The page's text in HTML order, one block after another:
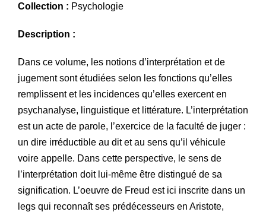
Collection : Psychologie
Description :
Dans ce volume, les notions d’interprétation et de
jugement sont étudiées selon les fonctions qu’elles
remplissent et les incidences qu’elles exercent en
psychanalyse, linguistique et littérature. L’interprétation
est un acte de parole, l’exercice de la faculté de juger :
un dire irréductible au dit et au sens qu’il véhicule
voire appelle. Dans cette perspective, le sens de
l’interprétation doit lui-même être distingué de sa
signification. L’oeuvre de Freud est ici inscrite dans un
legs qui reconnaît ses prédécesseurs en Aristote,